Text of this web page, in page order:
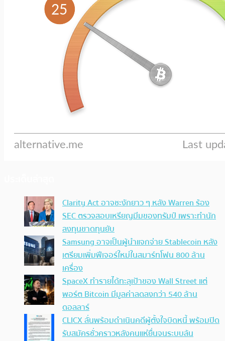
Clarity Act อาจชะงักยาว ๆ หลัง Warren ร้อง
SEC ตรวจสอบเหรียญมีมของทรัมป์ เพราะทำนัก
ลงทุนขาดทุนยับ
Samsung อาจเป็นผู้นำแจกจ่าย Stablecoin หลัง
เตรียมเพิ่มฟีเจอร์ใหม่ในสมาร์ทโฟน 800 ล้าน
เครื่อง
SpaceX ทำรายได้ทะลุเป้าของ Wall Street แต่
พอร์ต Bitcoin มีมูลค่าลดลงกว่า 540 ล้าน
ดอลลาร์
CLICX ลั่นพร้อมดำเนินคดีผู้ตั้งใจบิดหนี้ พร้อมปิด
รับสมัครชั่วคราวหลังคนแห่ยื่นจนระบบล้น